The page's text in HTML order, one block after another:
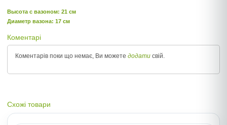
Высота c вазоном: 21 см
Диаметр вазона: 17 см
Коментарі
Коментарів поки що немає, Ви можете додати свій.
Схожі товари